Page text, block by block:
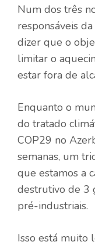
Num dos três
responsáveis
dizer que o
limitar o
estar fora de
Enquanto o
do tratado
COP29 no
semanas, um
que estamos a
destrutivo de 3
pré-industriais.
Isso está muito